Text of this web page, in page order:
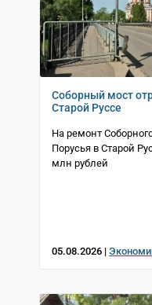
Соборный мост
Старой Руссе
На ремонт
Порусья в Старой
млн рублей
05.08.2026 |